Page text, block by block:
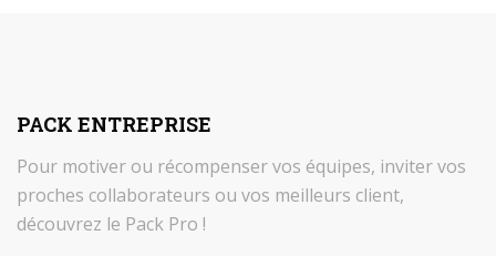
PACK ENTREPRISE
Pour motiver ou récompenser vos équipes, inviter vos
proches collaborateurs ou vos meilleurs client,
découvrez le Pack Pro !